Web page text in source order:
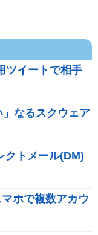
ツイートで相手
」なるスクウェア
クトメール(DM)
ホで複数アカウ